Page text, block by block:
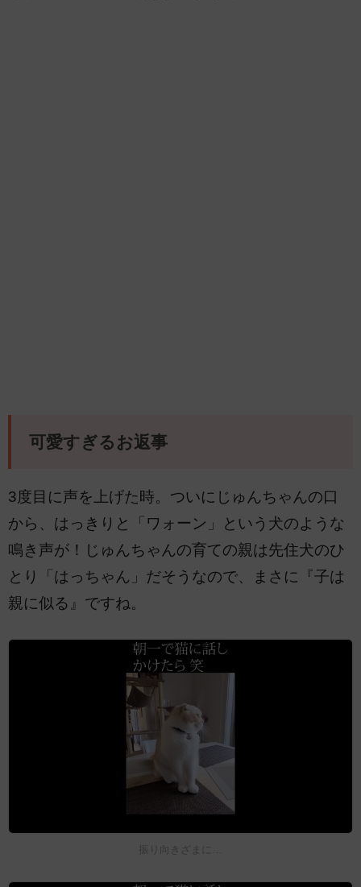
可愛すぎるお返事
3度目に声を上げた時。ついにじゅんちゃんの口
から、はっきりと「ワォーン」という犬のような
鳴き声が！じゅんちゃんの育ての親は先住犬のひ
とり「はっちゃん」だそうなので、まさに『子は
親に似る』ですね。
振り向きざまに…